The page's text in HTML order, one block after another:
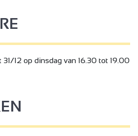
12 op dinsdag van 16.30 tot 19.00